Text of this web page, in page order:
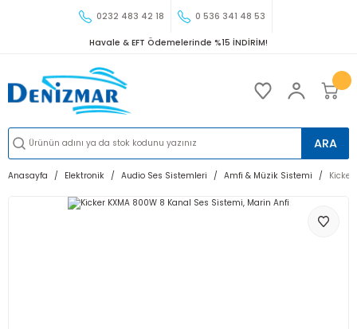
0232 483 42 18 0 536 341 48 53
Havale & EFT Ödemelerinde %15 İNDİRİM!
ARA
Anasayfa Elektronik Audio Ses Sistemleri Amfi & Müzik Sistemi